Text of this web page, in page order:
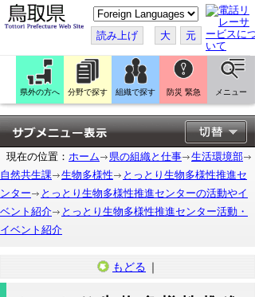
こ
の
ペ
ー
ジ
翻
訳
す
る
読み上げ 大 元
県外の方へ 分野で探す 組織で探す 防災 緊急 メニュー
現在の位置： ホーム 県の組織と仕事
生活環境部
自然共生課
生物多様性
とっとり生物多様性推進セ
ンター
とっとり生物多様性推進センターの活動やイ
ベント紹介
とっとり生物多様性推進センター活動・
イベント紹介
もどる ｜